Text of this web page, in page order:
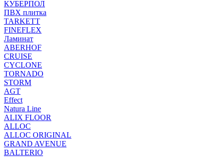
КУБЕРПОЛ
ПВХ плитка
TARKETT
FINEFLEX
Ламинат
ABERHOF
CRUISE
CYCLONE
TORNADO
STORM
AGT
Effect
Natura Line
ALIX FLOOR
ALLOC
ALLOC ORIGINAL
GRAND AVENUE
BALTERIO